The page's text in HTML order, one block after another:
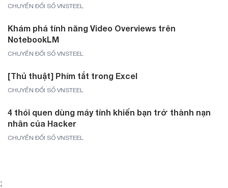
CHUYỂN ĐỔI SỐ VNSTEEL
Khám phá tính năng Video Overviews trên
NotebookLM
CHUYỂN ĐỔI SỐ VNSTEEL
[Thủ thuật] Phím tắt trong Excel
CHUYỂN ĐỔI SỐ VNSTEEL
4 thói quen dùng máy tính khiến bạn trở thành nạn
nhân của Hacker
CHUYỂN ĐỔI SỐ VNSTEEL
;